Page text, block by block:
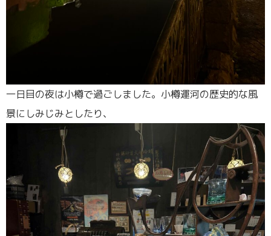
一日目の夜は小樽で過ごしました。小樽運河の歴史的な風
景にしみじみとしたり、